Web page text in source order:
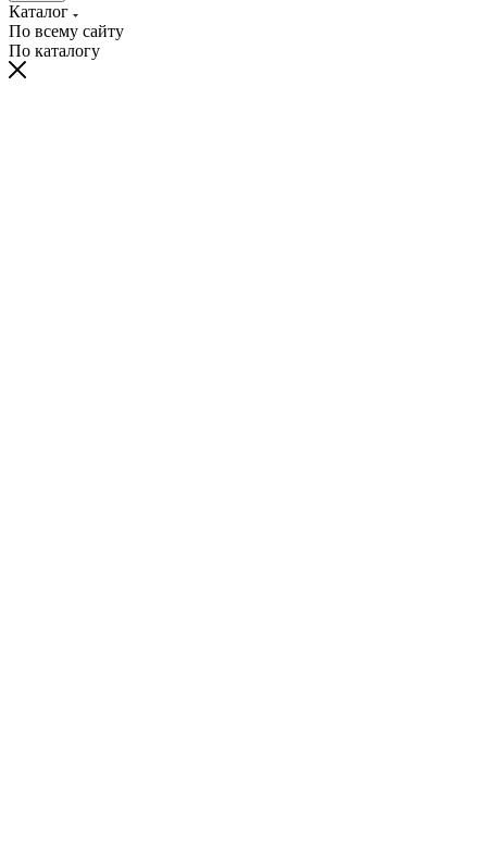
Каталог
По всему сайту
По каталогу